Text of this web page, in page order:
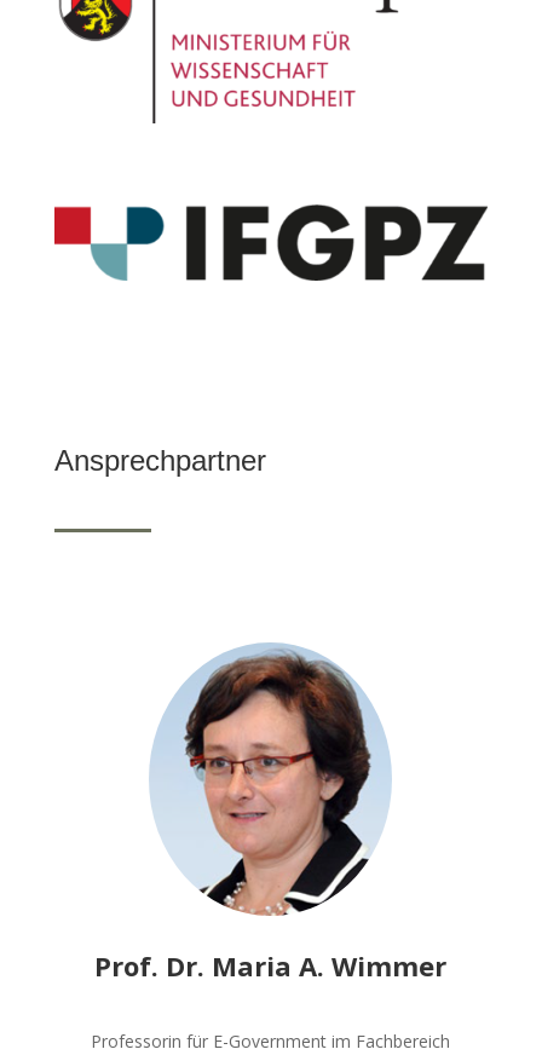
Ansprechpartner
Prof. Dr. Maria A. Wimmer
Professorin für E-Government im Fachbereich